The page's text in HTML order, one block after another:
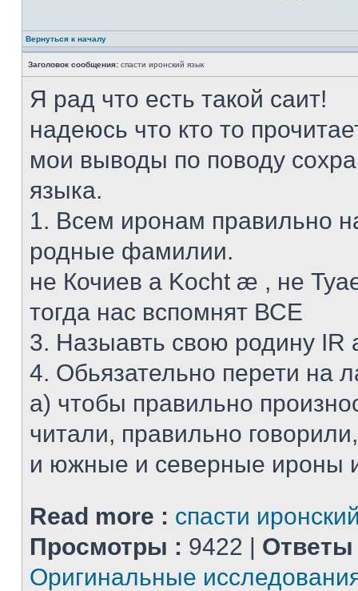
Вернуться к началу
Заголовок сообщения: спасти иронский язык
Я рад что есть такой саит!
надеюсь что кто то
мои выводы по поводу
языка.
1. Всем иронам правильно
родные фамилии.
не Кочиев а Kocht æ , не
тогда нас вспомнят ВСЕ
3. Назыавть свою родину IR
4. Обьязательно перети на
а) чтобы правильно
читали, правильно
и южные и северные ироны
Read more : спасти
Просмотры : 9422 | Ответы
Оригинальные